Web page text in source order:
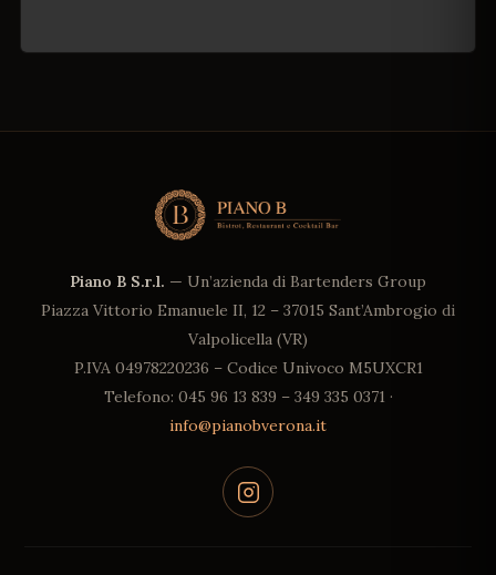
Piano B S.r.l. — Un’azienda di Bartenders Group
Piazza Vittorio Emanuele II, 12 – 37015 Sant’Ambrogio di
Valpolicella (VR)
P.IVA 04978220236 – Codice Univoco M5UXCR1
Telefono: 045 96 13 839 – 349 335 0371 ·
info@pianobverona.it